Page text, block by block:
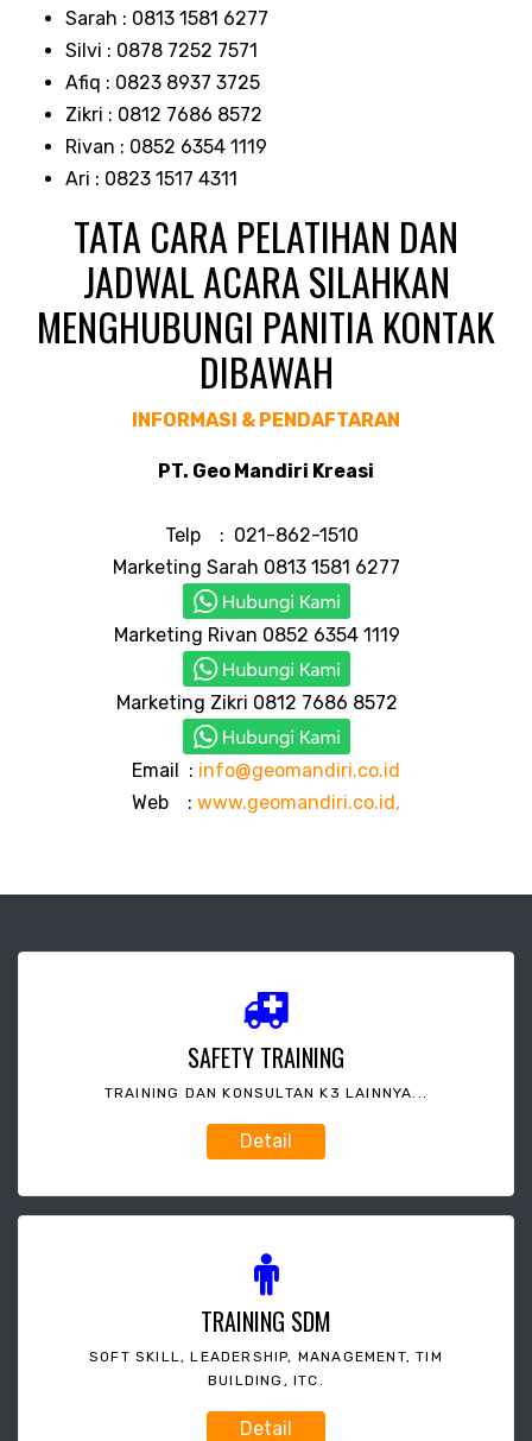
Sarah : 0813 1581 6277
Silvi : 0878 7252 7571
Afiq : 0823 8937 3725
Zikri : 0812 7686 8572
Rivan : 0852 6354 1119
Ari : 0823 1517 4311
TATA CARA PELATIHAN DAN
JADWAL ACARA SILAHKAN
MENGHUBUNGI PANITIA KONTAK
DIBAWAH
INFORMASI & PENDAFTARAN
PT. Geo Mandiri Kreasi
Telp : 021-862-1510
Marketing Sarah 0813 1581 6277
Marketing Rivan 0852 6354 1119
Marketing Zikri 0812 7686 8572
Email : info@geomandiri.co.id
Web : www.geomandiri.co.id,
SAFETY TRAINING
TRAINING DAN KONSULTAN K3 LAINNYA...
Detail
TRAINING SDM
SOFT SKILL, LEADERSHIP, MANAGEMENT, TIM
BUILDING, ITC.
Detail